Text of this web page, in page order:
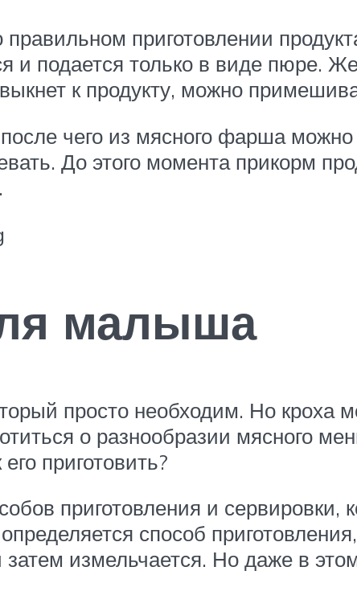
приготовлении
и подается только в виде пюре.
к продукту, можно
чего из мясного фарша можно
До этого момента прикорм
малыша
просто необходим. Но кроха
о разнообразии мясного
приготовить?
приготовления и сервировки,
способ
измельчается. Но даже в